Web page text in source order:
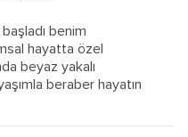
başladı benim
hayatta özel
beyaz yakalı
beraber hayatın